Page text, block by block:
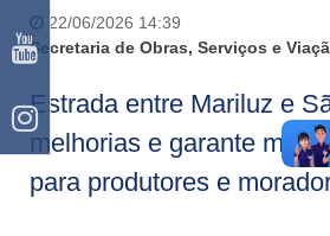
22/06/2026 14:39
Secretaria de Obras, Serviços e
Estrada entre Mariluz e
melhorias e garante mais
para produtores e